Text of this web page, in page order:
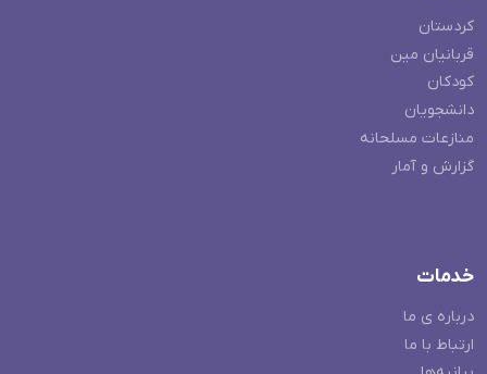
کردستان
قربانیان مین
کودکان
دانشجویان
منازعات مسلحانه
گزارش و آمار
خدمات
درباره ی ما
ارتباط با ما